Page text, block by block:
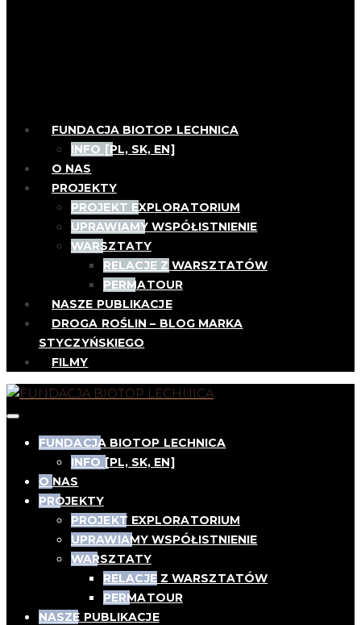
FUNDACJA BIOTOP LECHNICA
INFO [PL, SK, EN]
O NAS
PROJEKTY
PROJEKT EXPLORATORIUM
UPRAWIAMY WSPÓŁISTNIENIE
WARSZTATY
RELACJE Z WARSZTATÓW
PERMATOUR
NASZE PUBLIKACJE
DROGA ROŚLIN – BLOG MARKA
STYCZYŃSKIEGO
FILMY
FUNDACJA BIOTOP LECHNICA
INFO [PL, SK, EN]
O NAS
PROJEKTY
PROJEKT EXPLORATORIUM
UPRAWIAMY WSPÓŁISTNIENIE
WARSZTATY
RELACJE Z WARSZTATÓW
PERMATOUR
NASZE PUBLIKACJE